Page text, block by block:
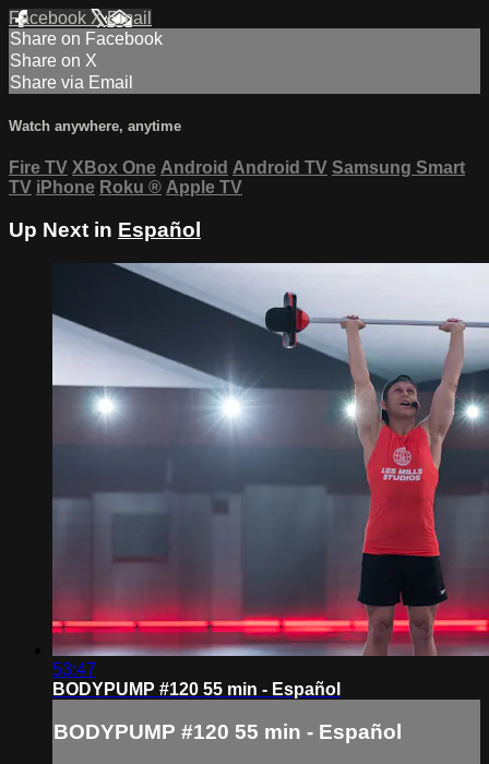
Facebook XEmail
Share on Facebook
Share on X
Share via Email
Watch anywhere, anytime
Fire TV XBox One Android Android TV Samsung Smart
TV iPhone Roku ® Apple TV
Up Next in Español
53:47
BODYPUMP #120 55 min - Español
BODYPUMP #120 55 min - Español